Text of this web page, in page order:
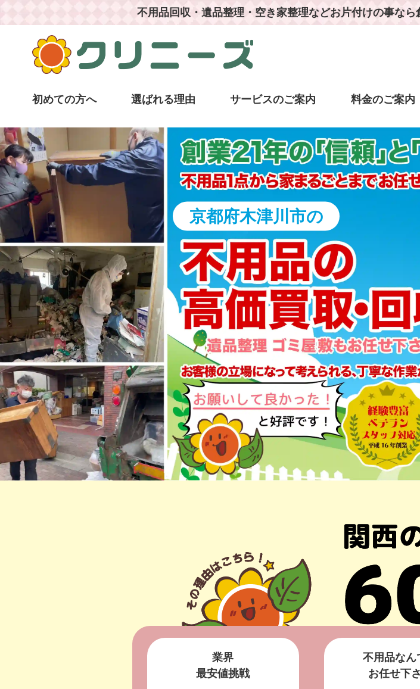
不用品回収・遺品整理・空き家整理などお片付けの事なら
初めての方へ 選ばれる理由 サービスのご案内 料金のご案内
京都府木津川市の
業界
最安値挑戦
不用品なん
お任せ下